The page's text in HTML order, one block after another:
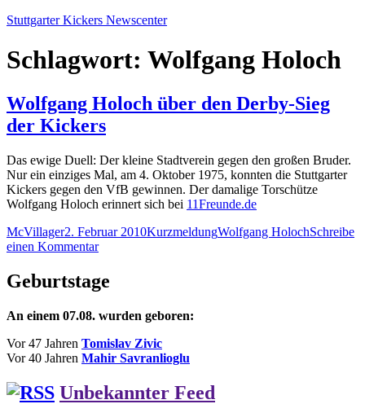
Zum
springen
Stuttgarter Kickers Newscenter
Schlagwort: Wolfgang Holoch
Wolfgang Holoch über den Derby-Sieg
der Kickers
Das ewige Duell: Der kleine Stadtverein gegen den großen Bruder.
Nur ein einziges Mal, am 4. Oktober 1975, konnten die Stuttgarter
Kickers gegen den VfB gewinnen. Der damalige Torschütze
Wolfgang Holoch erinnert sich bei 11Freunde.de
Autor
McVillagerVeröffentlicht
am
2. Februar 2010Kategorien
KurzmeldungSchlagwörter
Wolfgang HolochSchreibe
einen Kommentarzu
Holoch
über
Derby-
der
Kickers
Geburtstage
An einem 07.08. wurden geboren:
Vor 47 Jahren Tomislav Zivic
Vor 40 Jahren Mahir Savranlioglu
Unbekannter Feed